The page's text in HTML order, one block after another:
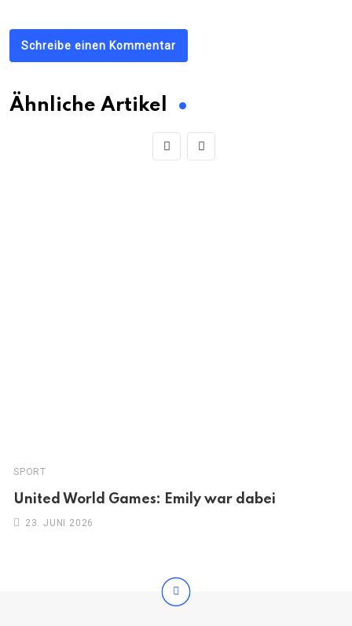
Schreibe einen Kommentar
Ähnliche Artikel
SPORT
United World Games: Emily war dabei
23. JUNI 2026